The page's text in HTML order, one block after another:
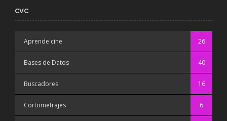
CVC
Aprende cine 26
Bases de Datos 40
Buscadores 16
Cortometrajes 6